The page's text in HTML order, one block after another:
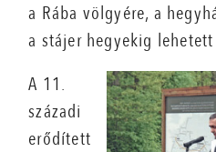
a Rába völgyére, a
a stájer hegyekig
A 11.
századi
erődített